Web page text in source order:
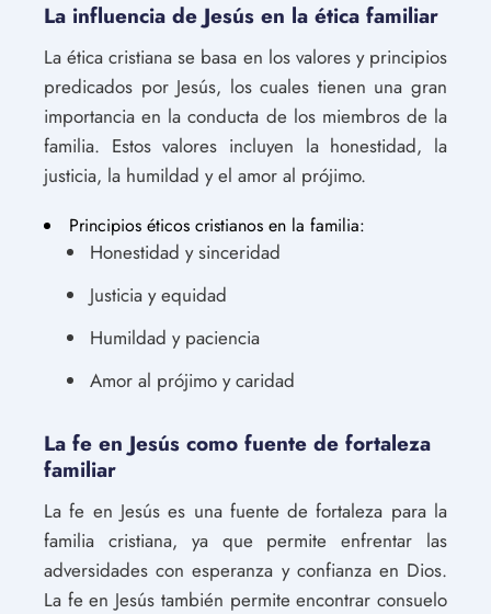
La influencia de Jesús en la ética familiar
La ética cristiana se basa en los valores y principios
predicados por Jesús, los cuales tienen una gran
importancia en la conducta de los miembros de la
familia. Estos valores incluyen la honestidad, la
justicia, la humildad y el amor al prójimo.
Principios éticos cristianos en la familia:
Honestidad y sinceridad
Justicia y equidad
Humildad y paciencia
Amor al prójimo y caridad
La fe en Jesús como fuente de fortaleza
familiar
La fe en Jesús es una fuente de fortaleza para la
familia cristiana, ya que permite enfrentar las
adversidades con esperanza y confianza en Dios.
La fe en Jesús también permite encontrar consuelo